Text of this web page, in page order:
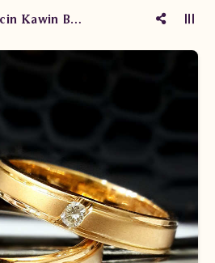
Sold-Cincin Kawin Berlian YAWM.171015 dEd dLN